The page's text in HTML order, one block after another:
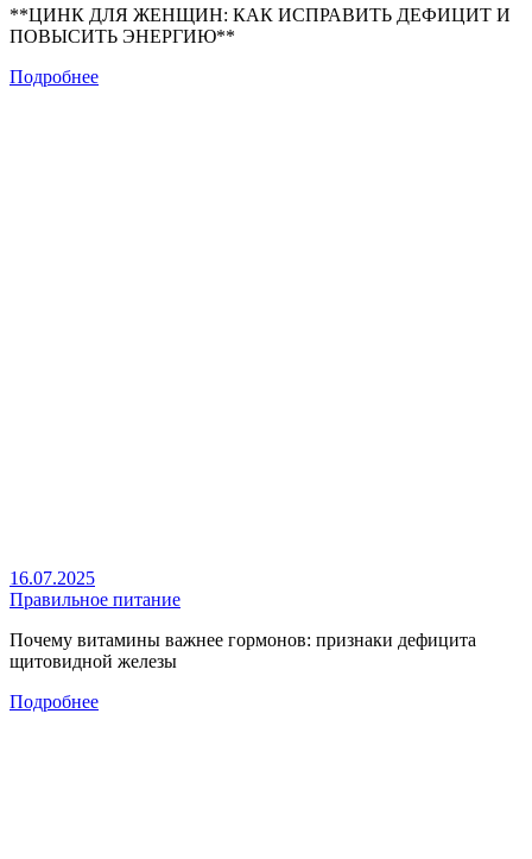
**ЦИНК ДЛЯ ЖЕНЩИН: КАК ИСПРАВИТЬ ДЕФИЦИТ И
ПОВЫСИТЬ ЭНЕРГИЮ**
Подробнее
16.07.2025
Правильное питание
Почему витамины важнее гормонов: признаки дефицита
щитовидной железы
Подробнее